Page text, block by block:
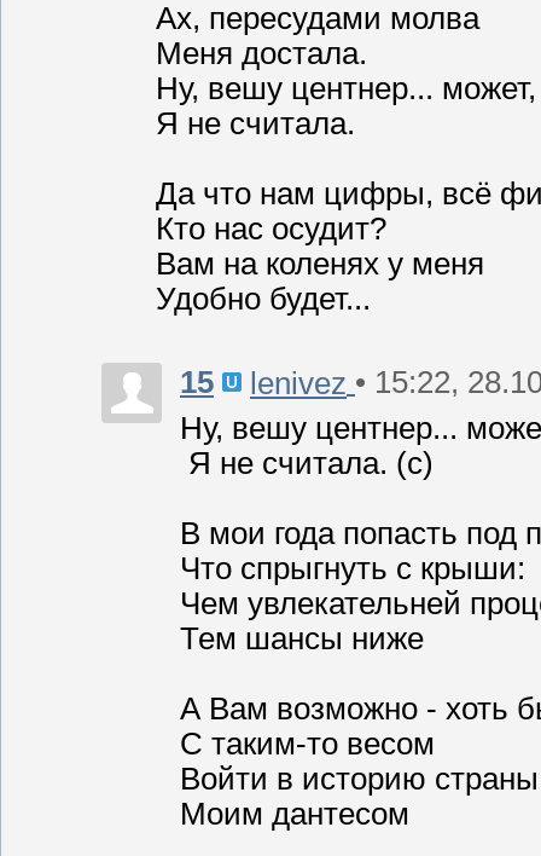
Ах, пересудами молва
Меня достала.
Ну, вешу центнер...
Я не считала.
Да что нам цифры, всё
Кто нас осудит?
Вам на коленях у меня
Удобно будет...
15 lenivez • 15:22,
Ну, вешу центнер...
Я не считала. (с)
В мои года попасть под
Что спрыгнуть с крыши:
Чем увлекательней
Тем шансы ниже
А Вам возможно - хоть
С таким-то весом
Войти в историю страны
Моим дантесом